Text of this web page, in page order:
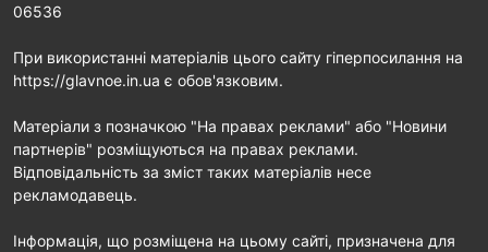
06536
При використанні матеріалів цього сайту гіперпосилання на
https://glavnoe.in.ua є обов'язковим.
Матеріали з позначкою "На правах реклами" або "Новини
партнерів" розміщуються на правах реклами.
Відповідальність за зміст таких матеріалів несе
рекламодавець.
Інформація, що розміщена на цьому сайті, призначена для